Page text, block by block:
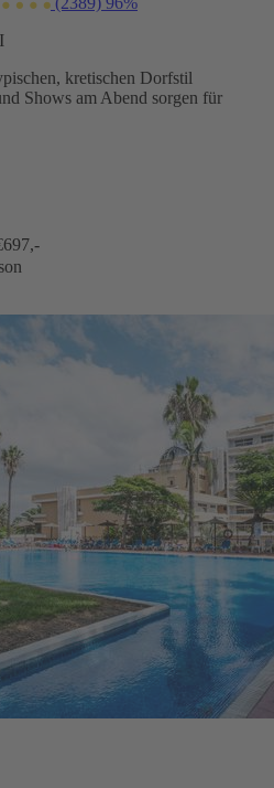
kretischen Dorfstil
Shows am Abend sorgen für
697,-